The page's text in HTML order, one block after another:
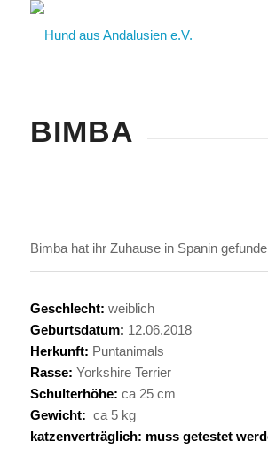
BIMBA
Bimba hat ihr Zuhause in Spanin
Geschlecht: weiblich
Geburtsdatum: 12.06.2018
Herkunft: Puntanimals
Rasse: Yorkshire Terrier
Schulterhöhe: ca 25 cm
Gewicht: ca 5 kg
katzenverträglich: muss getestet